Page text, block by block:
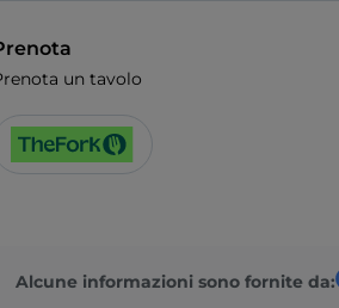
un tavolo
Alcune informazioni sono fornite da: